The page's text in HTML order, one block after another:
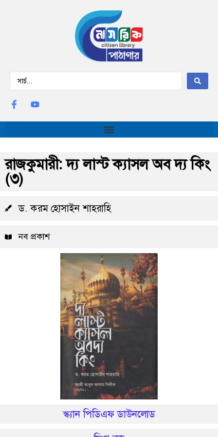
রাজকুমারী: দ্য লাস্ট ক্যাসল অব দ্য কিং
(৩)
ড. করম হোসাইন শাহরাহি
নব প্রকাশ
স্ক্যান পিডিএফ ডাউনলোড